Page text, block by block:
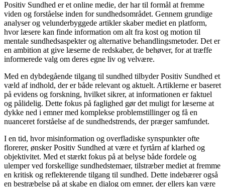
Positiv Sundhed er et online medie, der har til formål at fremme
viden og forståelse inden for sundhedsområdet. Gennem grundige
analyser og velunderbyggede artikler skaber mediet en platform,
hvor læsere kan finde information om alt fra kost og motion til
mentale sundhedsaspekter og alternative behandlingsmetoder. Det er
en ambition at give læserne de redskaber, de behøver, for at træffe
informerede valg om deres egne liv og velvære.
Med en dybdegående tilgang til sundhed tilbyder Positiv Sundhed et
væld af indhold, der er både relevant og aktuelt. Artiklerne er baseret
på evidens og forskning, hvilket sikrer, at informationen er faktuel
og pålidelig. Dette fokus på faglighed gør det muligt for læserne at
dykke ned i emner med komplekse problemstillinger og få en
nuanceret forståelse af de sundhedstrends, der præger samfundet.
I en tid, hvor misinformation og overfladiske synspunkter ofte
florerer, ønsker Positiv Sundhed at være et fyrtårn af klarhed og
objektivitet. Med et stærkt fokus på at belyse både fordele og
ulemper ved forskellige sundhedstemaer, tilstræber mediet at fremme
en kritisk og reflekterende tilgang til sundhed. Dette indebærer også
en bestræbelse på at skabe en dialog om emner, der ellers kan være